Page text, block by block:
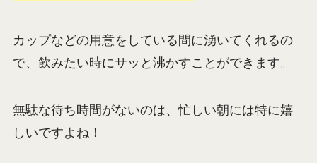
カップなどの用意をしている間に湧いてくれるの
で、飲みたい時にサッと沸かすことができます。
無駄な待ち時間がないのは、忙しい朝には特に嬉
しいですよね！